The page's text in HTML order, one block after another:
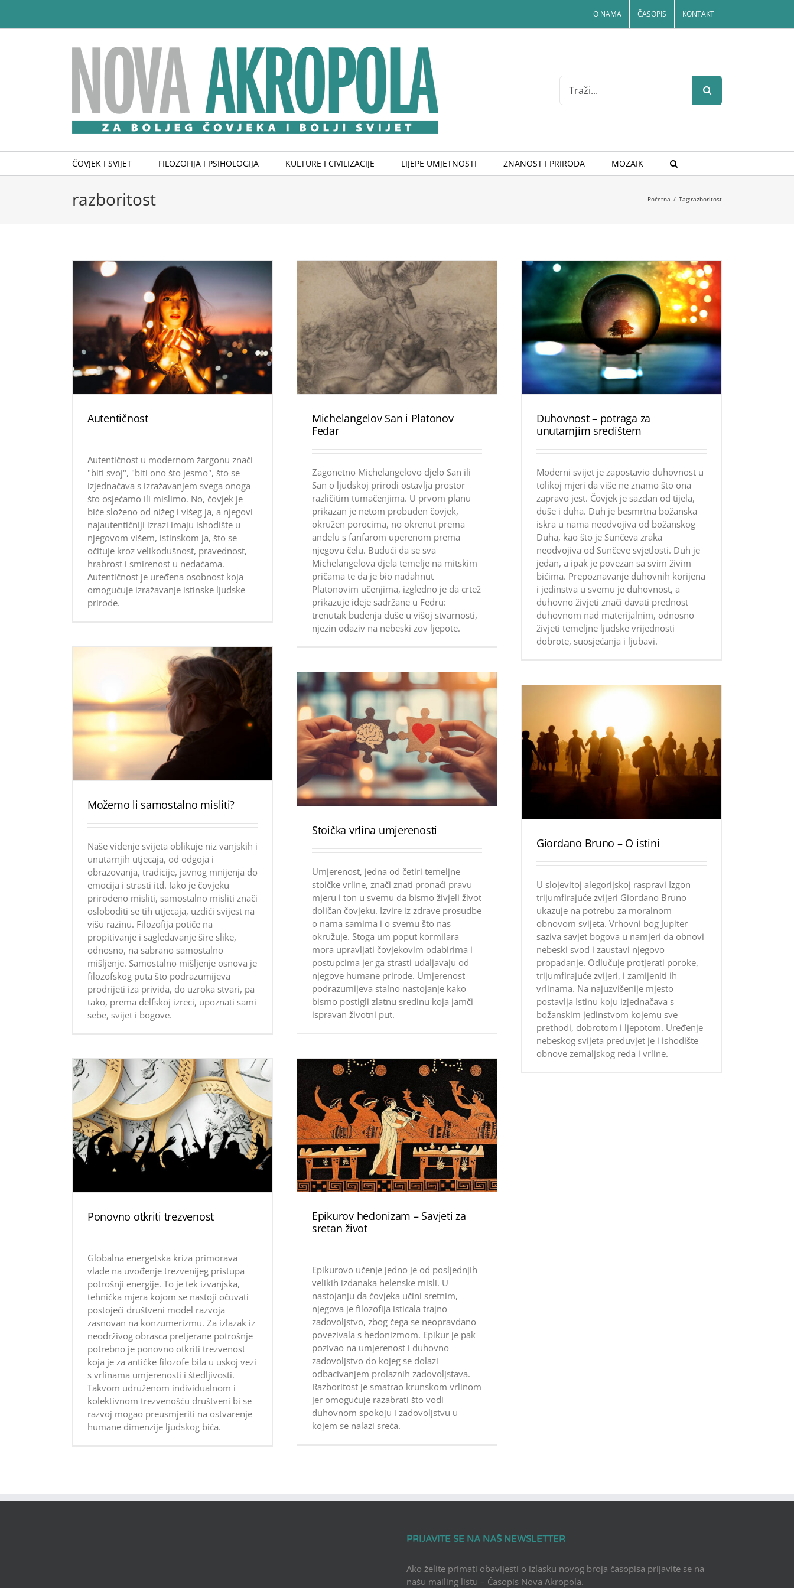
content
O NAMA ČASOPIS KONTAKT
Search
for:
ČOVJEK I SVIJET FILOZOFIJA I PSIHOLOGIJA KULTURE I CIVILIZACIJE LIJEPE UMJETNOSTI ZNANOST I PRIRODA MOZAIK
razboritost Početna / Tag:razboritost
Autentičnost
Autentičnost u modernom žargonu znači
"biti svoj", "biti ono što jesmo", što se
izjednačava s izražavanjem svega onoga
što osjećamo ili mislimo. No, čovjek je
biće složeno od nižeg i višeg ja, a njegovi
najautentičniji izrazi imaju ishodište u
njegovom višem, istinskom ja, što se
očituje kroz velikodušnost, pravednost,
hrabrost i smirenost u nedaćama.
Autentičnost je uređena osobnost koja
omogućuje izražavanje istinske ljudske
prirode.
Michelangelov San i Platonov
Fedar
Zagonetno Michelangelovo djelo San ili
San o ljudskoj prirodi ostavlja prostor
različitim tumačenjima. U prvom planu
prikazan je netom probuđen čovjek,
okružen porocima, no okrenut prema
anđelu s fanfarom uperenom prema
njegovu čelu. Budući da se sva
Michelangelova djela temelje na mitskim
pričama te da je bio nadahnut
Platonovim učenjima, izgledno je da crtež
prikazuje ideje sadržane u Fedru:
trenutak buđenja duše u višoj stvarnosti,
njezin odaziv na nebeski zov ljepote.
Duhovnost – potraga za
unutarnjim središtem
Moderni svijet je zapostavio duhovnost u
tolikoj mjeri da više ne znamo što ona
zapravo jest. Čovjek je sazdan od tijela,
duše i duha. Duh je besmrtna božanska
iskra u nama neodvojiva od božanskog
Duha, kao što je Sunčeva zraka
neodvojiva od Sunčeve svjetlosti. Duh je
jedan, a ipak je povezan sa svim živim
bićima. Prepoznavanje duhovnih korijena
i jedinstva u svemu je duhovnost, a
duhovno živjeti znači davati prednost
duhovnom nad materijalnim, odnosno
živjeti temeljne ljudske vrijednosti
dobrote, suosjećanja i ljubavi.
Možemo li samostalno misliti?
Naše viđenje svijeta oblikuje niz vanjskih i
unutarnjih utjecaja, od odgoja i
obrazovanja, tradicije, javnog mnijenja do
emocija i strasti itd. Iako je čovjeku
prirođeno misliti, samostalno misliti znači
osloboditi se tih utjecaja, uzdići svijest na
višu razinu. Filozofija potiče na
propitivanje i sagledavanje šire slike,
odnosno, na sabrano samostalno
mišljenje. Samostalno mišljenje osnova je
filozofskog puta što podrazumijeva
prodrijeti iza privida, do uzroka stvari, pa
tako, prema delfskoj izreci, upoznati sami
sebe, svijet i bogove.
Stoička vrlina umjerenosti
Umjerenost, jedna od četiri temeljne
stoičke vrline, znači znati pronaći pravu
mjeru i ton u svemu da bismo živjeli život
doličan čovjeku. Izvire iz zdrave prosudbe
o nama samima i o svemu što nas
okružuje. Stoga um poput kormilara
mora upravljati čovjekovim odabirima i
postupcima jer ga strasti udaljavaju od
njegove humane prirode. Umjerenost
podrazumijeva stalno nastojanje kako
bismo postigli zlatnu sredinu koja jamči
ispravan životni put.
Giordano Bruno – O istini
U slojevitoj alegorijskoj raspravi Izgon
trijumfirajuće zvijeri Giordano Bruno
ukazuje na potrebu za moralnom
obnovom svijeta. Vrhovni bog Jupiter
saziva savjet bogova u namjeri da obnovi
nebeski svod i zaustavi njegovo
propadanje. Odlučuje protjerati poroke,
trijumfirajuće zvijeri, i zamijeniti ih
vrlinama. Na najuzvišenije mjesto
postavlja Istinu koju izjednačava s
božanskim jedinstvom kojemu sve
prethodi, dobrotom i ljepotom. Uređenje
nebeskog svijeta preduvjet je i ishodište
obnove zemaljskog reda i vrline.
Ponovno otkriti trezvenost
Globalna energetska kriza primorava
vlade na uvođenje trezvenijeg pristupa
potrošnji energije. To je tek izvanjska,
tehnička mjera kojom se nastoji očuvati
postojeći društveni model razvoja
zasnovan na konzumerizmu. Za izlazak iz
neodrživog obrasca pretjerane potrošnje
potrebno je ponovno otkriti trezvenost
koja je za antičke filozofe bila u uskoj vezi
s vrlinama umjerenosti i štedljivosti.
Takvom udruženom individualnom i
kolektivnom trezvenošću društveni bi se
razvoj mogao preusmjeriti na ostvarenje
humane dimenzije ljudskog bića.
Epikurov hedonizam – Savjeti za
sretan život
Epikurovo učenje jedno je od posljednjih
velikih izdanaka helenske misli. U
nastojanju da čovjeka učini sretnim,
njegova je filozofija isticala trajno
zadovoljstvo, zbog čega se neopravdano
povezivala s hedonizmom. Epikur je pak
pozivao na umjerenost i duhovno
zadovoljstvo do kojeg se dolazi
odbacivanjem prolaznih zadovoljstava.
Razboritost je smatrao krunskom vrlinom
jer omogućuje razabrati što vodi
duhovnom spokoju i zadovoljstvu u
kojem se nalazi sreća.
PRIJAVITE SE NA NAŠ NEWSLETTER
Ako želite primati obavijesti o izlasku novog broja časopisa prijavite se na
našu mailing listu – Časopis Nova Akropola.